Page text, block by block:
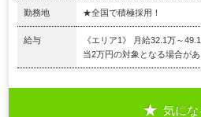
勤務地 ★全国で積極採用！
給与
《エリア1》 月給32.1万～
当2万円の対象となる場合があ
気にな